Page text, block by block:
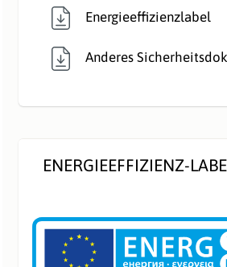
Verglasung:
Verkleidungsmate
Energieeffizienzlabel
Anderes
ENERGIEEFFIZIENZ-